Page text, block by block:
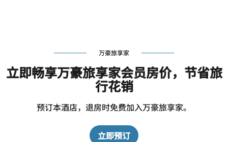
万豪旅享家
立即畅享万豪旅享家会员房价，节省旅
行花销
预订本酒店，退房时免费加入万豪旅享家。
立即预订